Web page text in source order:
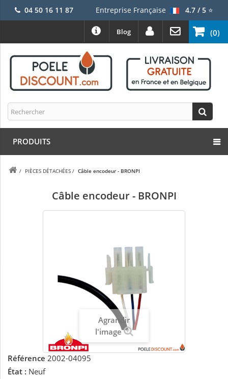
04 50 16 11 87 Entreprise Française 4.7 / 5⭐
(0)
Blog
PRODUITS
/ PIÈCES DÉTACHÉES / Câble encodeur - BRONPI
Câble encodeur - BRONPI
Agrandir
l'image
Référence 2002-04095
État : Neuf